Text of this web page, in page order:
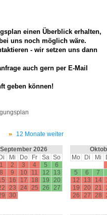
einen Überblick erhalten,
uns noch möglich wäre.
- wir setzen uns dann
auch gern per E-Mail
geben können!